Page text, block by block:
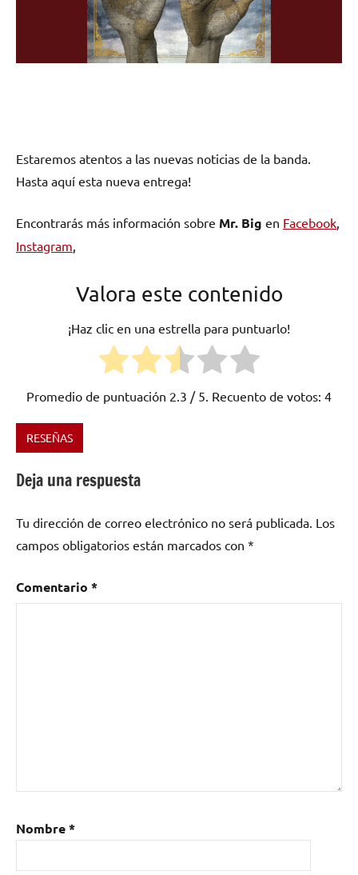
Estaremos atentos a las nuevas noticias de la banda.
Hasta aquí esta nueva entrega!
Encontrarás más información sobre Mr. Big en Facebook
Instagram
Valora este contenido
¡Haz clic en una estrella para puntuarlo!
Promedio de puntuación 2.3 / 5. Recuento de votos: 4
Etiquetado
blues
Unidos,
hard
RESEÑAS
Deja una respuesta
Tu dirección de correo electrónico no será publicada. Los
campos obligatorios están marcados con *
Comentario *
Nombre*